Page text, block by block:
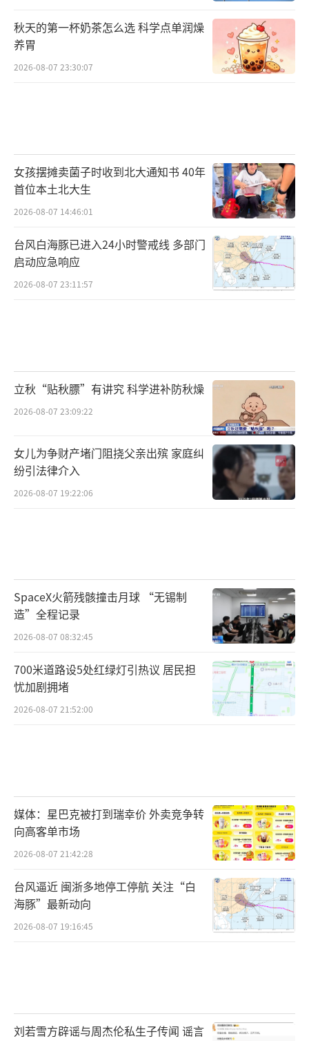
秋天的第一杯奶茶怎么选 科学点单润燥
养胃
2026-08-07 23:30:07
女孩摆摊卖菌子时收到北大通知书 40年
首位本土北大生
2026-08-07 14:46:01
台风白海豚已进入24小时警戒线 多部门
启动应急响应
2026-08-07 23:11:57
立秋“贴秋膘”有讲究 科学进补防秋燥
2026-08-07 23:09:22
女儿为争财产堵门阻挠父亲出殡 家庭纠
纷引法律介入
2026-08-07 19:22:06
SpaceX火箭残骸撞击月球 “无锡制
造”全程记录
2026-08-07 08:32:45
700米道路设5处红绿灯引热议 居民担
忧加剧拥堵
2026-08-07 21:52:00
媒体：星巴克被打到瑞幸价 外卖竞争转
向高客单市场
2026-08-07 21:42:28
台风逼近 闽浙多地停工停航 关注“白
海豚”最新动向
2026-08-07 19:16:45
刘若雪方辟谣与周杰伦私生子传闻 谣言